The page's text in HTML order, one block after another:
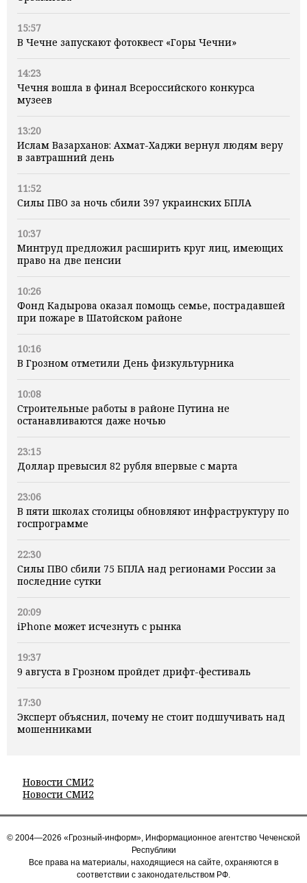
15:57
В Чечне запускают фотоквест «Горы Чечни»
14:23
Чечня вошла в финал Всероссийского конкурса
музеев
13:20
Ислам Вазарханов: Ахмат-Хаджи вернул людям веру
в завтрашний день
11:52
Силы ПВО за ночь сбили 397 украинских БПЛА
10:37
Минтруд предложил расширить круг лиц, имеющих
право на две пенсии
10:26
Фонд Кадырова оказал помощь семье, пострадавшей
при пожаре в Шатойском районе
10:16
В Грозном отметили День физкультурника
10:08
Строительные работы в районе Путина не
останавливаются даже ночью
23:15
Доллар превысил 82 рубля впервые с марта
23:06
В пяти школах столицы обновляют инфраструктуру по
госпрограмме
22:30
Силы ПВО сбили 75 БПЛА над регионами России за
последние сутки
20:09
iPhone может исчезнуть с рынка
19:37
9 августа в Грозном пройдет дрифт-фестиваль
17:30
Эксперт объяснил, почему не стоит подшучивать над
мошенниками
Новости СМИ2
Новости СМИ2
© 2004—2026 «Грозный-информ», Информационное агентство Чеченской
Республики
Все права на материалы, находящиеся на сайте, охраняются в
соответствии с законодательством РФ.